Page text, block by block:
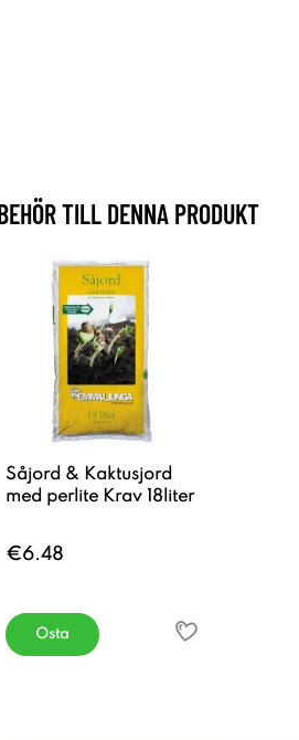
TILL DENNA PRODUKT
Såjord & Kaktusjord
med perlite Krav 18liter
€6.48
Osta